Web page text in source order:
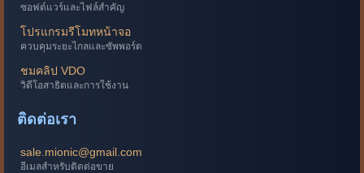
ซอฟต์แวร์และไฟล์สำคัญ
โปรแกรมรีโมทหน้าจอ
ควบคุมระยะไกลและซัพพอร์ต
ชมคลิป VDO
วิดีโอสาธิตและการใช้งาน
ติดต่อเรา
sale.mionic@gmail.com
อีเมลสำหรับติดต่อขาย